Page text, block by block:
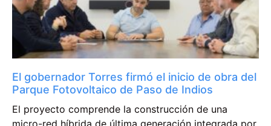
El gobernador Torres firmó el inicio de obra del
Parque Fotovoltaico de Paso de Indios
El proyecto comprende la construcción de una